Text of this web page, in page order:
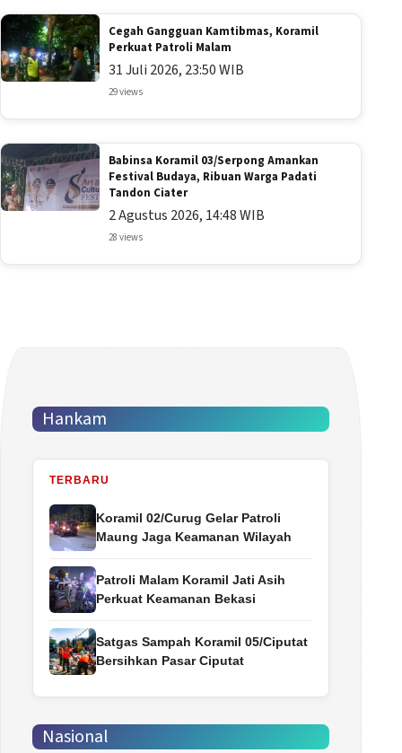
Cegah Gangguan Kamtibmas, Koramil
Perkuat Patroli Malam
31 Juli 2026, 23:50 WIB
29 views
Babinsa Koramil 03/Serpong Amankan
Festival Budaya, Ribuan Warga Padati
Tandon Ciater
2 Agustus 2026, 14:48 WIB
28 views
Hankam
TERBARU
Koramil 02/Curug Gelar Patroli
Maung Jaga Keamanan Wilayah
Patroli Malam Koramil Jati Asih
Perkuat Keamanan Bekasi
Satgas Sampah Koramil 05/Ciputat
Bersihkan Pasar Ciputat
Nasional